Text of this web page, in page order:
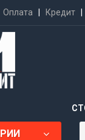
Оплата Кредит